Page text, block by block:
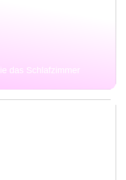
das Schlafzimmer